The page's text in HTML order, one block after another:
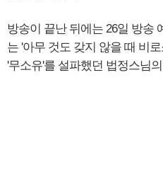
방송이 끝난 뒤에는 26일 방송
는 '아무 것도 갖지 않을 때 비
'무소유'를 설파했던 법정스님